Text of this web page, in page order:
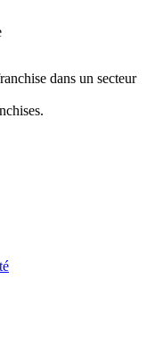
dans un secteur